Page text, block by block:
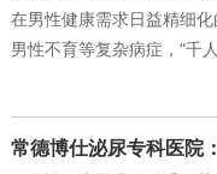
在男性健康需求日益精细
男性不育等复杂病症，“千
常德博仕泌尿专科医院